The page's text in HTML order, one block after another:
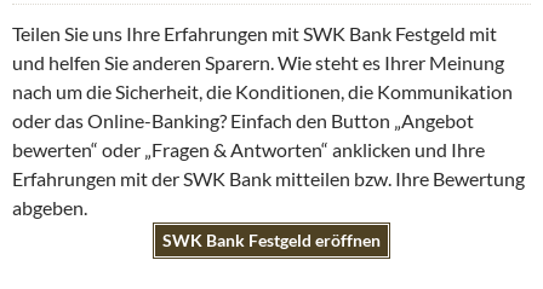
Teilen Sie uns Ihre Erfahrungen mit SWK Bank Festgeld mit
und helfen Sie anderen Sparern. Wie steht es Ihrer Meinung
nach um die Sicherheit, die Konditionen, die Kommunikation
oder das Online-Banking? Einfach den Button „Angebot
bewerten“ oder „Fragen & Antworten“ anklicken und Ihre
Erfahrungen mit der SWK Bank mitteilen bzw. Ihre Bewertung
abgeben.
SWK Bank Festgeld eröffnen